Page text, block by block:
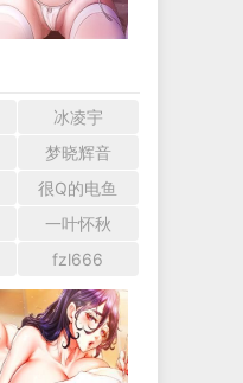
冰凌宇
梦晓辉音
很Q的电鱼
一叶怀秋
fzl666